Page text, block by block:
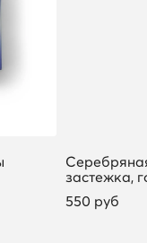
застежка,
550 руб